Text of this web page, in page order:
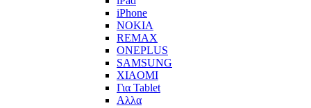
iPhone
NOKIA
REMAX
ONEPLUS
SAMSUNG
XIAOMI
Για Tablet
Αλλα